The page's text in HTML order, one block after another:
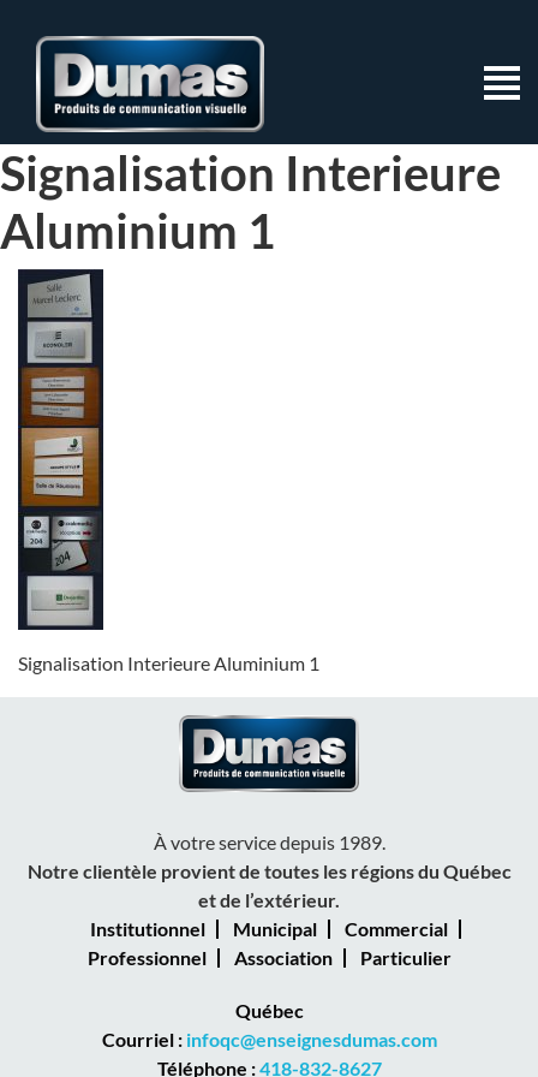
Signalisation Interieure
Aluminium 1
Signalisation Interieure Aluminium 1
À votre service depuis 1989.
Notre clientèle provient de toutes les régions du Québec
et de l’extérieur.
Institutionnel
Municipal
Commercial
Professionnel
Association Particulier
Québec
Courriel : infoqc@enseignesdumas.com
Téléphone :418-832-8627